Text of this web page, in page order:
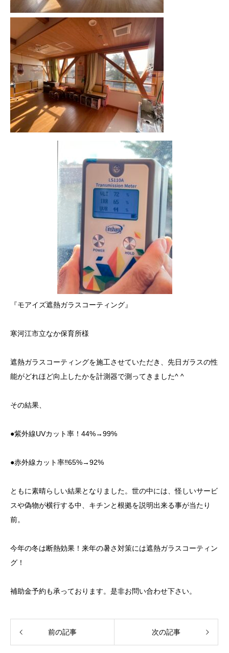
『モアイズ遮熱ガラスコーティング』
寒河江市立なか保育所様
遮熱ガラスコーティングを施工させていただき、先日ガラスの性
能がどれほど向上したかを計測器で測ってきました^ ^
その結果、
●紫外線UVカット率！44%→99%
●赤外線カット率‼️65%→92%
ともに素晴らしい結果となりました。世の中には、怪しいサービ
スや偽物が横行する中、キチンと根拠を説明出来る事が当たり
前。
今年の冬は断熱効果！来年の暑さ対策には遮熱ガラスコーティン
グ！
補助金予約も承っております。是非お問い合わせ下さい。
前の記事 次の記事